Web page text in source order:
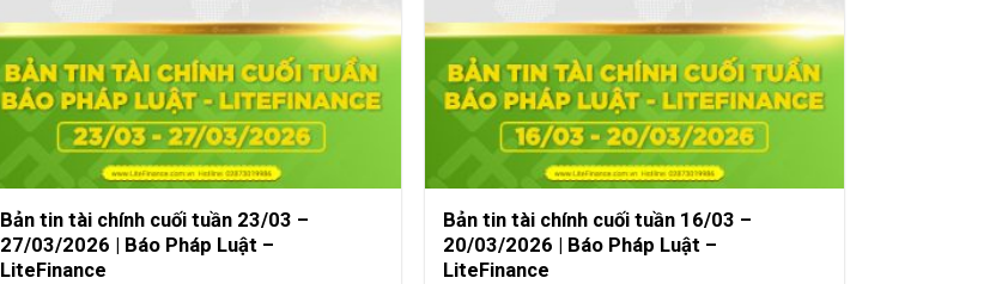
Bản tin tài chính cuối tuần 23/03 –
27/03/2026 | Báo Pháp Luật –
LiteFinance
Bản tin tài chính cuối tuần 16/03 –
20/03/2026 | Báo Pháp Luật –
LiteFinance